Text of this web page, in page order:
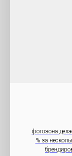
фотозона
% за